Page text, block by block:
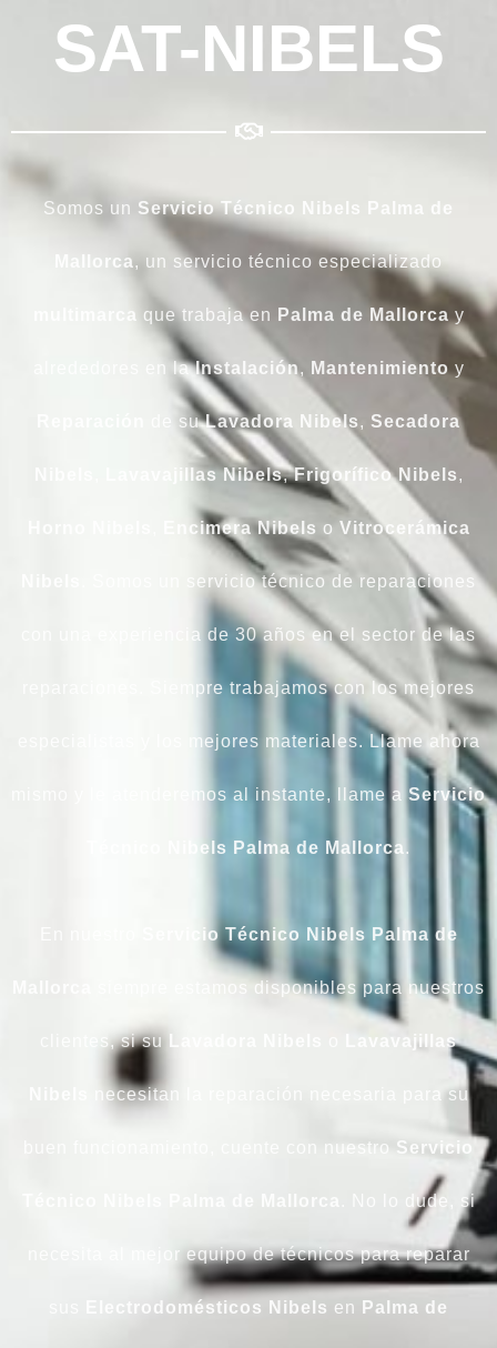
SAT-NIBELS
Somos un Servicio Técnico Nibels Palma de
Mallorca, un servicio técnico especializado
multimarca que trabaja en Palma de Mallorca y
alrededores en laInstalación, Mantenimiento y
de suLavadora Nibels, Secadora
Lavavajillas Nibels,Frigorífico Nibels,
Encimera Nibels o Vitrocerámica
. Somos un servicio técnico de reparaciones
con una experiencia de 30 años en el sector de las
reparaciones. Siempre trabajamos con los mejores
especialistas y los mejores materiales. Llame ahora
mismo y le atenderemos al instante, llame a Servicio
Técnico Nibels Palma de Mallorca.
Servicio Técnico Nibels Palma de
siempre estamos disponibles para nuestros
clientes, si su Lavavajillas
necesitan la reparación necesaria para su
buen funcionamiento, cuente con nuestro Servicio
. No lo dude, si
necesita al mejor equipo de técnicos para reparar
Electrodomésticos Nibels en Palma de